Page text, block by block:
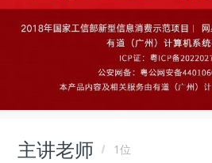
主讲老师 1位